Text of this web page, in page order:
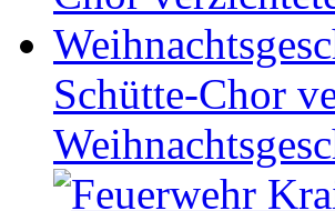
Schütte-Chor